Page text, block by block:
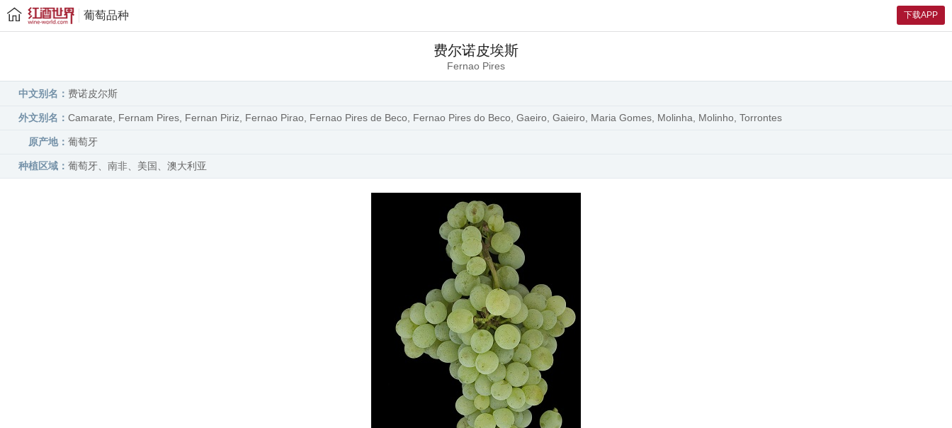
下载APP
葡萄品种
费尔诺皮埃斯
Fernao Pires
中文别名： 费诺皮尔斯
外文别名： Camarate, Fernam Pires, Fernan Piriz, Fernao Pirao, Fernao Pires de Beco, Fernao Pires do Beco, Gaeiro, Gaieiro, Maria Gomes, Molinha, Molinho, Torrontes
原产地： 葡萄牙
种植区域： 葡萄牙、南非、美国、澳大利亚